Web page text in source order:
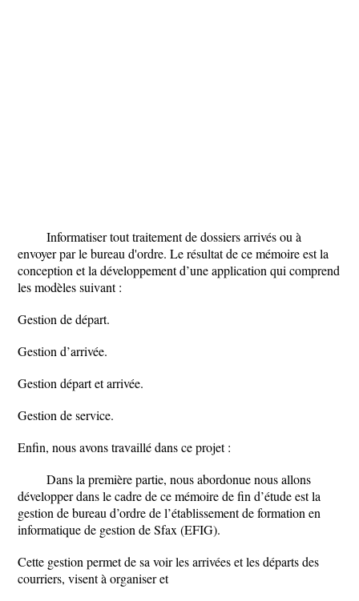
Informatiser tout traitement de dossiers arrivés ou à
envoyer par le bureau d'ordre. Le résultat de ce mémoire est la
conception et la développement d’une application qui comprend
les modèles suivant :
Gestion de départ.
Gestion d’arrivée.
Gestion départ et arrivée.
Gestion de service.
Enfin, nous avons travaillé dans ce projet :
Dans la première partie, nous abordonue nous allons
développer dans le cadre de ce mémoire de fin d’étude est la
gestion de bureau d’ordre de l’établissement de formation en
informatique de gestion de Sfax (EFIG).
Cette gestion permet de sa voir les arrivées et les départs des
courriers, visent à organiser et